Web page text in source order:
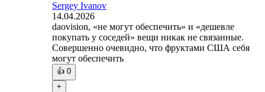
Sergey Ivanov
14.04.2026
daovision, «не могут обеспечить» и «дешевле
покупать у соседей» вещи никак не связанные.
Совершенно очевидно, что фруктами США себя
могут обеспечить
👍 0
+